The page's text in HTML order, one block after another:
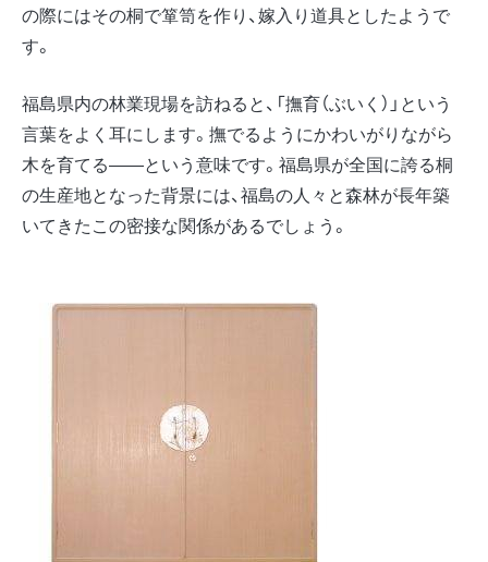
の際にはその桐で箪笥を作り、嫁入り道具としたようで
す。
福島県内の林業現場を訪ねると、「撫育（ぶいく）」という
言葉をよく耳にします。撫でるようにかわいがりながら
木を育てる――という意味です。福島県が全国に誇る桐
の生産地となった背景には、福島の人々と森林が長年築
いてきたこの密接な関係があるでしょう。